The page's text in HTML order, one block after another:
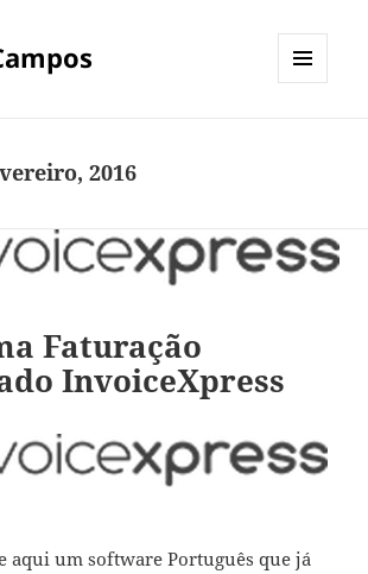
2016
Faturação
InvoiceXpress
aqui um software Português que já